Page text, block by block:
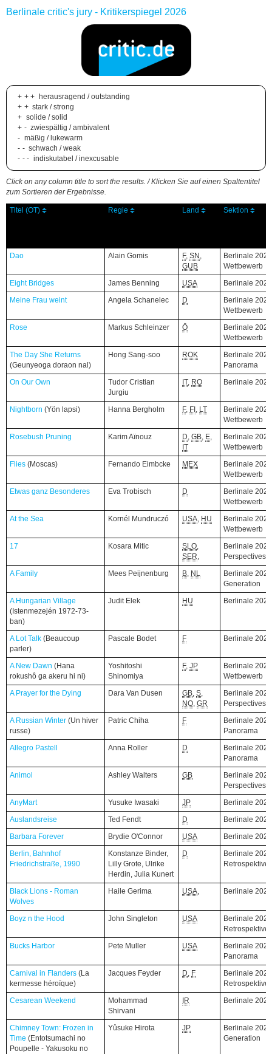
Berlinale critic's jury - Kritikerspiegel 2026
+++
herausragend / outstanding
++ stark / strong
+ solide / solid
+- zwiespältig / ambivalent
- mäßig / lukewarm
-- schwach / weak
--- indiskutabel / inexcusable
Click on any column title to sort the results. / Klicken Sie auf einen Spaltentitel
zum Sortieren der Ergebnisse.
Titel (OT) Regie Land Sektion
Dao Alain Gomis F, SN ,
GUB
Berlinale
Wettbewerb
Eight Bridges
James Benning USA
Berlinale
Meine Frau weint
Angela Schanelec D
Berlinale
Wettbewerb
Rose
Markus Schleinzer Ö
Berlinale
Wettbewerb
The Day She Returns
(Geunyeoga doraon nal)
Hong Sang-soo ROK
Berlinale
Panorama
On Our Own
Tudor Cristian
Jurgiu
IT, RO Berlinale
Nightborn (Yön lapsi) Hanna Bergholm F, FI , LT
Berlinale
Wettbewerb
Rosebush Pruning
Karim Aïnouz D, GB, E,
IT
Berlinale
Wettbewerb
Flies (Moscas) Fernando Eimbcke MEX
Berlinale
Wettbewerb
Etwas ganz Besonderes
Eva Trobisch D
Berlinale
Wettbewerb
At the Sea
Kornél Mundruczó USA, HU
Berlinale
Wettbewerb
17
Kosara Mitic SLO,
SER,
Berlinale
Perspectives
A Family
Mees Peijnenburg B, NL
Berlinale
Generation
A Hungarian Village
(Istenmezején 1972-73-
ban)
Judit Elek HU Berlinale
A Lot Talk (Beaucoup
parler)
Pascale Bodet F Berlinale
A New Dawn (Hana
rokushô ga akeru hi ni)
Yoshitoshi
Shinomiya
F, JP
Berlinale
Wettbewerb
A Prayer for the Dying
Dara Van Dusen GB, S,
NO, GR
Berlinale
Perspectives
A Russian Winter (Un hiver
russe)
Patric Chiha F
Berlinale
Panorama
Allegro Pastell
Anna Roller D
Berlinale
Panorama
Animol
Ashley Walters GB
Berlinale
Perspectives
AnyMart
Yusuke Iwasaki JP
Berlinale
Auslandsreise
Ted Fendt D
Berlinale
Barbara Forever
Brydie O'Connor USA
Berlinale
Berlin, Bahnhof
Friedrichstraße, 1990
Konstanze Binder,
Lilly Grote, Ulrike
Herdin, Julia Kunert
D
Berlinale
Retrospektive
Black Lions - Roman
Wolves
Haile Gerima USA, Berlinale
Boyz n the Hood John Singleton USA
Berlinale
Retrospektive
Bucks Harbor
Pete Muller USA
Berlinale
Panorama
Carnival in Flanders (La
kermesse héroïque)
Jacques Feyder D, F
Berlinale
Retrospektive
Cesarean Weekend
Mohammad
Shirvani
IR Berlinale
Chimney Town: Frozen in
Time (Entotsumachi no
Poupelle - Yakusoku no
Yûsuke Hirota JP
Berlinale
Generation
Titel (OT) Regie Land Sektion
Dao
Eight Bridges
Meine Frau weint
Rose
The Day She Returns
(Geunyeoga doraon nal)
On Our Own
Nightborn (Yön lapsi)
Rosebush Pruning
Flies (Moscas)
Etwas ganz Besonderes
At the Sea
17
A Family
A Hungarian Village
(Istenmezején 1972-73-
ban)
A Lot Talk (Beaucoup
parler)
A New Dawn (Hana
rokushô ga akeru hi ni)
A Prayer for the Dying
A Russian Winter (Un hiver
russe)
Allegro Pastell
Animol
AnyMart
Auslandsreise
Barbara Forever
Berlin, Bahnhof
Friedrichstraße, 1990
Black Lions - Roman
Wolves
Boyz n the Hood
Bucks Harbor
Carnival in Flanders (La
kermesse héroïque)
Cesarean Weekend
Chimney Town: Frozen in
Time (Entotsumachi no
Poupelle - Yakusoku no
Titel (OT)